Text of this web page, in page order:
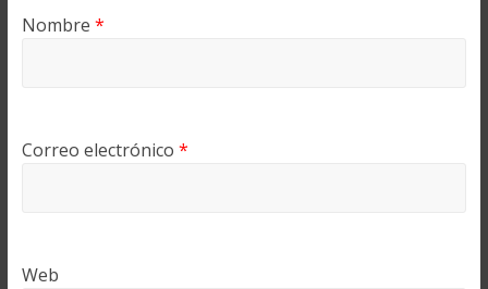
Nombre *
Correo electrónico *
Web